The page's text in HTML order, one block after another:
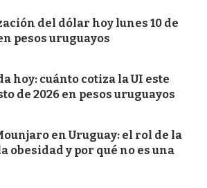
del dólar hoy lunes 10 de
pesos uruguayos
hoy: cuánto cotiza la UI este
de 2026 en pesos uruguayos
en Uruguay: el rol de la
obesidad y por qué no es una